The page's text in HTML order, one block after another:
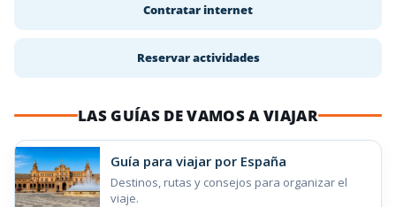
Contratar internet
Reservar actividades
LAS GUÍAS DE VAMOS A VIAJAR
Guía para viajar por España
Destinos, rutas y consejos para organizar el
viaje.